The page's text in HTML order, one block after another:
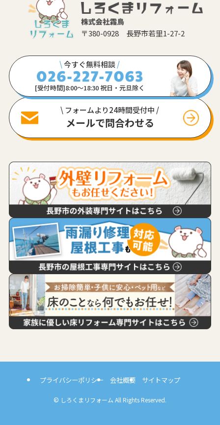
〒380-0928 長野市若里1-27-2
\今すぐ無料相談 /
[受付時間]8:00〜18:30 祝日・元旦除く
\ フォームより24時間受付中 /
メールで問合わせる
プライバシーポリシー 会社概要 サイトマップ
© しろくまリフォーム All Rights Reserved.